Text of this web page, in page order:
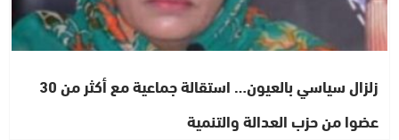
زلزال سياسي بالعيون… استقالة جماعية مع أكثر من 30
عضوا من حزب العدالة والتنمية